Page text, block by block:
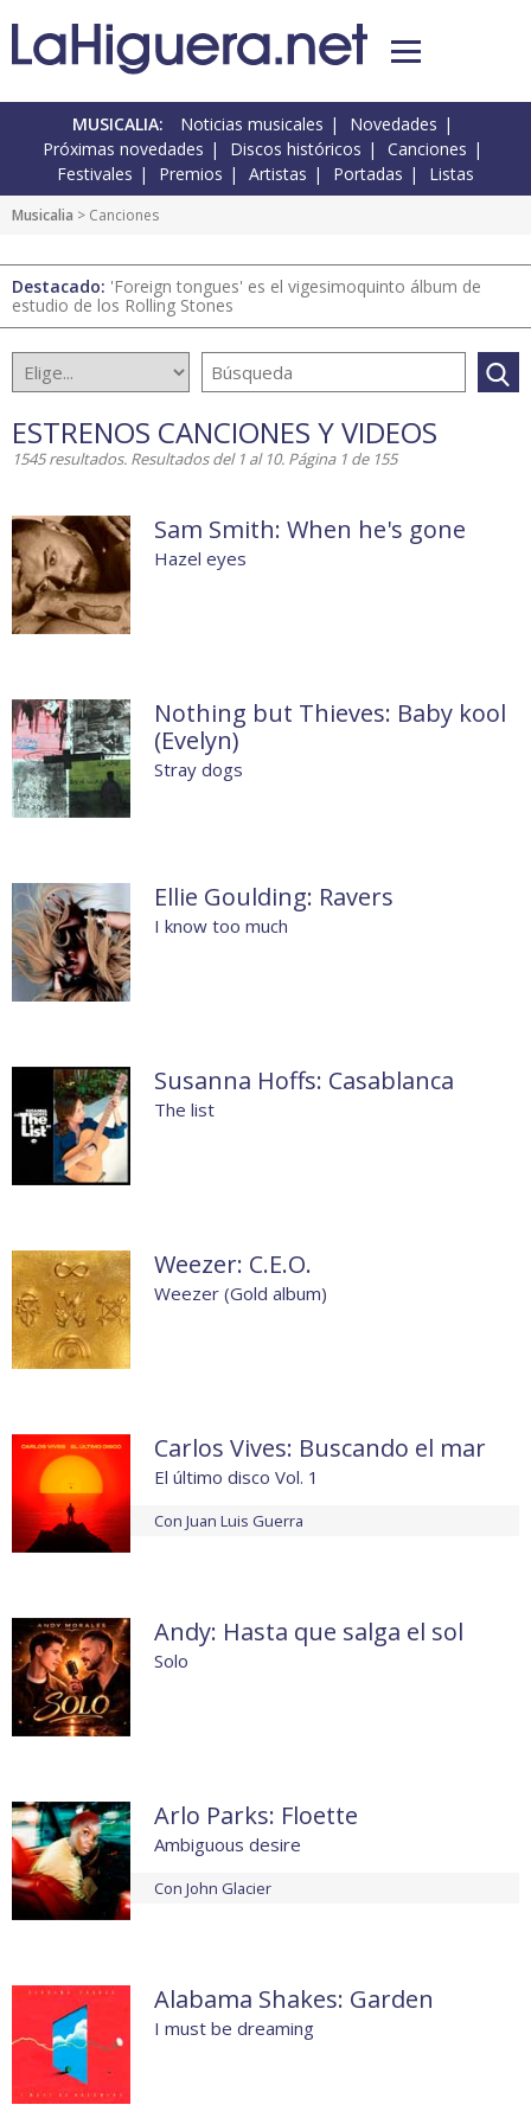
MUSICALIA: Noticias musicales
Novedades
Próximas novedades
Discos históricos
Canciones
Festivales
Premios Artistas Portadas Listas
Musicalia > Canciones
Destacado: 'Foreign tongues' es el vigesimoquinto álbum de
estudio de los Rolling Stones
ESTRENOS CANCIONES Y VIDEOS
1545 resultados. Resultados del 1 al 10. Página 1 de 155
Sam Smith: When he's gone
Hazel eyes
Nothing but Thieves: Baby kool
(Evelyn)
Stray dogs
Ellie Goulding: Ravers
I know too much
Susanna Hoffs: Casablanca
The list
Weezer: C.E.O.
Weezer (Gold album)
Carlos Vives: Buscando el mar
El último disco Vol. 1
Con Juan Luis Guerra
Andy: Hasta que salga el sol
Solo
Arlo Parks: Floette
Ambiguous desire
Con John Glacier
Alabama Shakes: Garden
I must be dreaming